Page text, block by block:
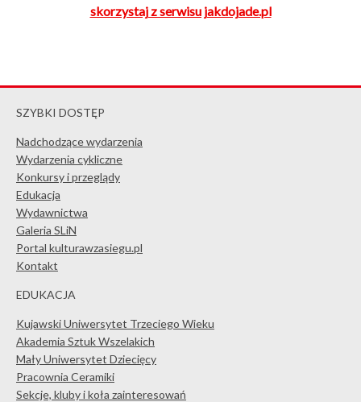
skorzystaj z serwisu jakdojade.pl
SZYBKI DOSTĘP
Nadchodzące wydarzenia
Wydarzenia cykliczne
Konkursy i przeglądy
Edukacja
Wydawnictwa
Galeria SLiN
Portal kulturawzasiegu.pl
Kontakt
EDUKACJA
Kujawski Uniwersytet Trzeciego Wieku
Akademia Sztuk Wszelakich
Mały Uniwersytet Dziecięcy
Pracownia Ceramiki
Sekcje, kluby i koła zainteresowań